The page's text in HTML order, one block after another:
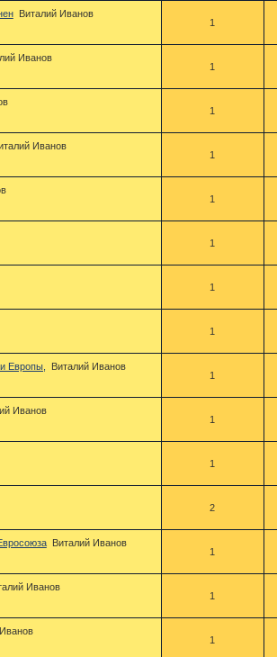
Виталий Иванов
1
Иванов
1
1
Иванов
1
1
1
1
1
Европы,
Виталий Иванов
1
Иванов
1
1
2
Виталий Иванов
1
Иванов
1
1